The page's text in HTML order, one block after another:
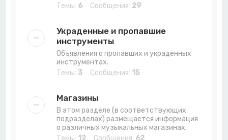
Темы: 6 Сообщения: 29
Украденные и пропавшие
инструменты
Объявления о пропавших и украденных
инструментах.
Темы: 3 Сообщения: 15
Магазины
В этом разделе (в соответствующих
подразделах) размещается информация
о различных музыкальных магазинах.
Темы: 12 Сообщения: 62